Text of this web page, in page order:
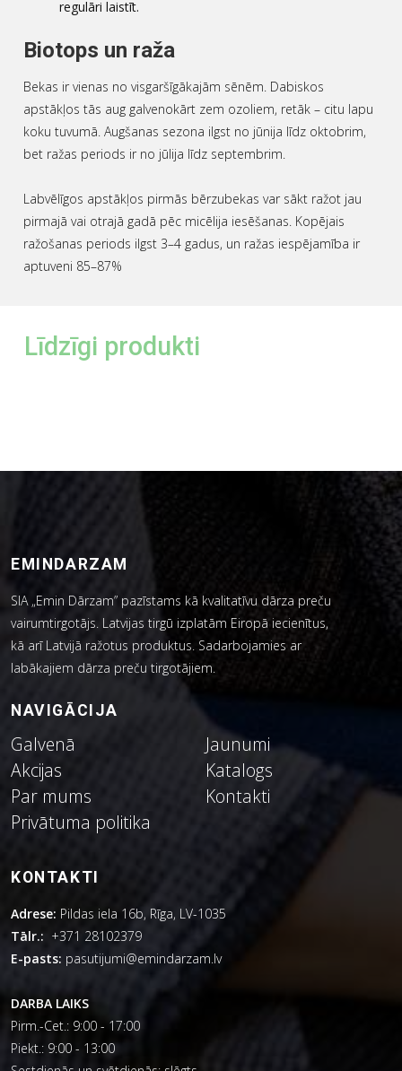
regulāri laistīt.
Biotops un raža
Bekas ir vienas no visgaršīgākajām sēnēm. Dabiskos
apstākļos tās aug galvenokārt zem ozoliem, retāk – citu lapu
koku tuvumā. Augšanas sezona ilgst no jūnija līdz oktobrim,
bet ražas periods ir no jūlija līdz septembrim.
Labvēlīgos apstākļos pirmās bērzubekas var sākt ražot jau
pirmajā vai otrajā gadā pēc micēlija iesēšanas. Kopējais
ražošanas periods ilgst 3–4 gadus, un ražas iespējamība ir
aptuveni 85–87%
Līdzīgi produkti
EMINDARZAM
SIA „Emin Dārzam” pazīstams kā kvalitatīvu dārza preču
vairumtirgotājs. Latvijas tirgū izplatām Eiropā iecienītus,
kā arī Latvijā ražotus produktus. Sadarbojamies ar
labākajiem dārza preču tirgotājiem.
NAVIGĀCIJA
Galvenā
Jaunumi
Akcijas
Katalogs
Par mums
Kontakti
Privātuma politika
KONTAKTI
Adrese: Pildas iela 16b, Rīga, LV-1035
Tālr.: +371 28102379
E-pasts: pasutijumi@emindarzam.lv
DARBA LAIKS
Pirm.-Cet.: 9:00 - 17:00
Piekt.: 9:00 - 13:00